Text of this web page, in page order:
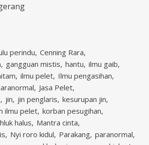
perindu Cenning Rara
gangguan mistis hantu ilmu gaib
ilmu pelet Ilmu pengasihan
Jasa Pelet
jin jin penglaris kesurupan jin
ilmu pelet korban pesugihan
halus
Mantra cinta
Nyi roro kidul Parakang paranormal